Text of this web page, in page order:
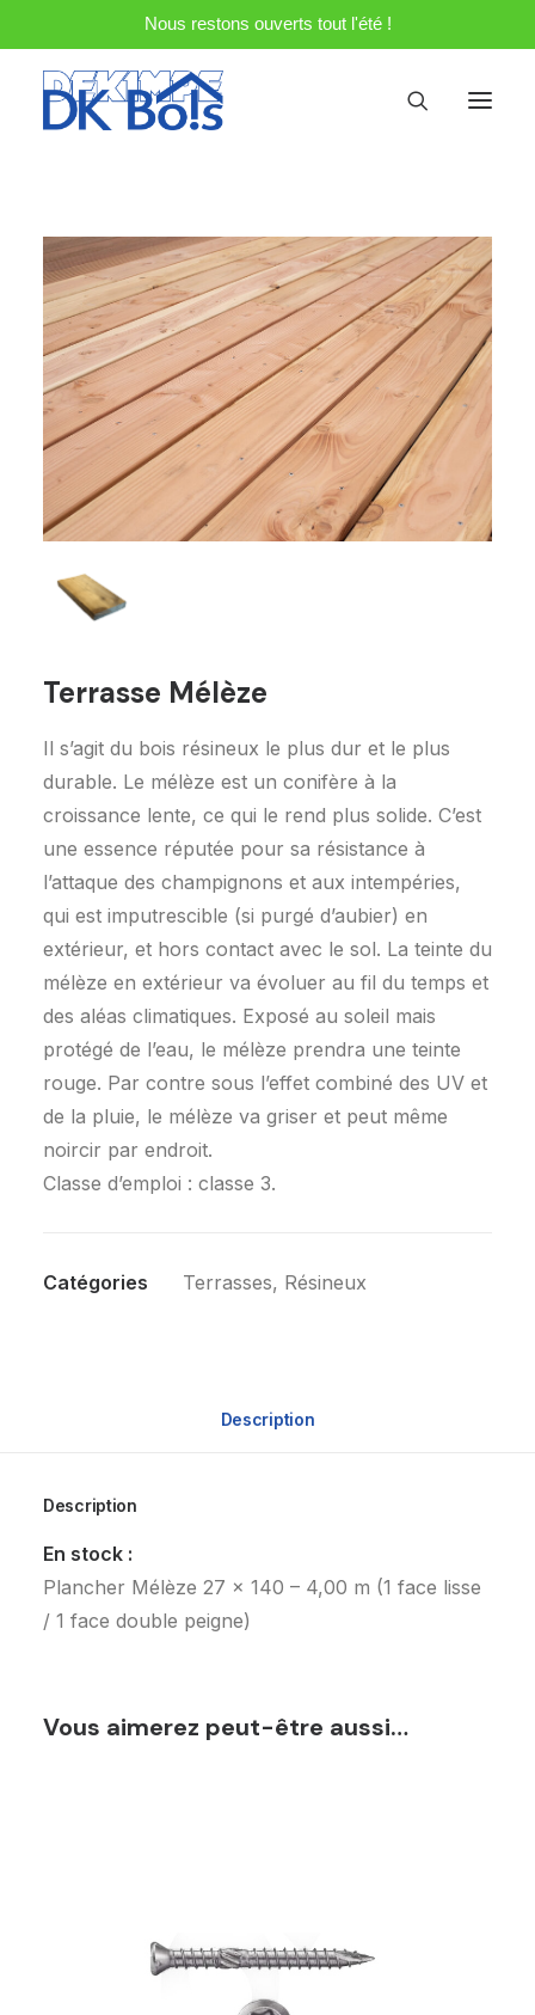
Nous restons ouverts tout l'été !
Terrasse Mélèze
Il s’agit du bois résineux le plus dur et le plus
durable. Le mélèze est un conifère à la
croissance lente, ce qui le rend plus solide. C’est
une essence réputée pour sa résistance à
l’attaque des champignons et aux intempéries,
qui est imputrescible (si purgé d’aubier) en
extérieur, et hors contact avec le sol. La teinte du
mélèze en extérieur va évoluer au fil du temps et
des aléas climatiques. Exposé au soleil mais
protégé de l’eau, le mélèze prendra une teinte
rouge. Par contre sous l’effet combiné des UV et
de la pluie, le mélèze va griser et peut même
noircir par endroit.
Classe d’emploi : classe 3.
Catégories Terrasses, Résineux
Description
Description
En stock :
Plancher Mélèze 27 x 140 – 4,00 m (1 face lisse
/ 1 face double peigne)
Vous aimerez peut-être aussi…